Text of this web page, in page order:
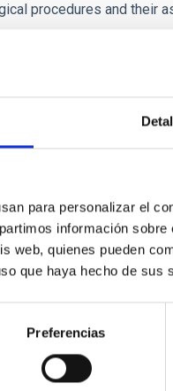
para personalizar el
información
web, quienes pueden
que haya hecho de sus
Preferencias
procedures and their
Médica
electro-ópticos que
Palmas de Gran Canaria